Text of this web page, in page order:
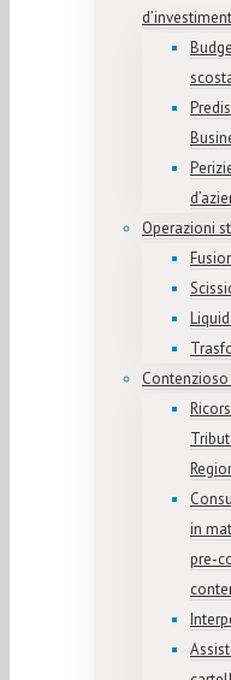
Operazioni
in
pre-